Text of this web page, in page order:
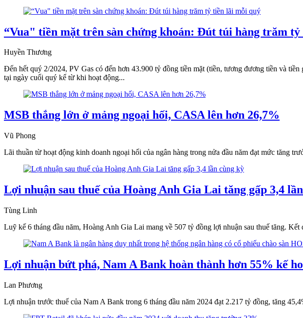
“Vua" tiền mặt trên sàn chứng khoán: Đút túi hàng trăm
Huyền Thương
Đến hết quý 2/2024, PV Gas có đến hơn 43.900 tỷ đồng tiền mặt (tiền, tương đương tiền và
tại ngày cuối quý kể từ khi hoạt động...
MSB thắng lớn ở mảng ngoại hối, CASA lên hơn 26,7%
Vũ Phong
Lãi thuần từ hoạt động kinh doanh ngoại hối của ngân hàng trong nửa đầu năm đạt mức tăng
Lợi nhuận sau thuế của Hoàng Anh Gia Lai tăng gấp 3,4
Tùng Linh
Luỹ kế 6 tháng đầu năm, Hoàng Anh Gia Lai mang về 507 tỷ đồng lợi nhuận sau thuế tăng.
Lợi nhuận bứt phá, Nam A Bank hoàn thành hơn 55% kế
Lan Phương
Lợi nhuận trước thuế của Nam A Bank trong 6 tháng đầu năm 2024 đạt 2.217 tỷ đồng, tăng